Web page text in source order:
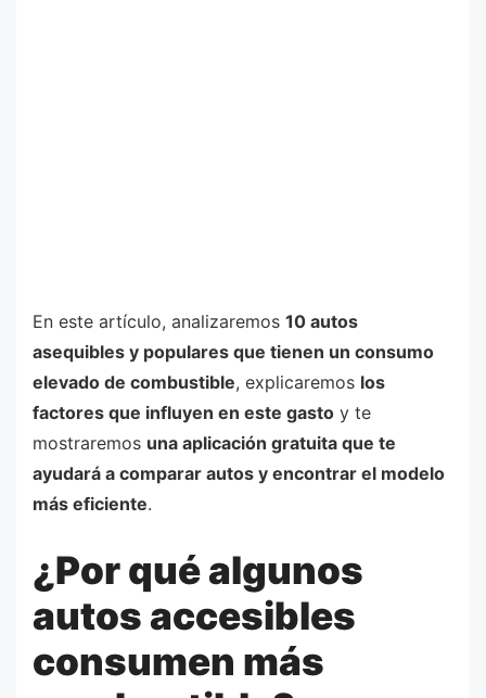
En este artículo, analizaremos 10 autos
asequibles y populares que tienen un consumo
elevado de combustible, explicaremos los
factores que influyen en este gasto y te
mostraremos una aplicación gratuita que te
ayudará a comparar autos y encontrar el modelo
más eficiente.
¿Por qué algunos
autos accesibles
consumen más